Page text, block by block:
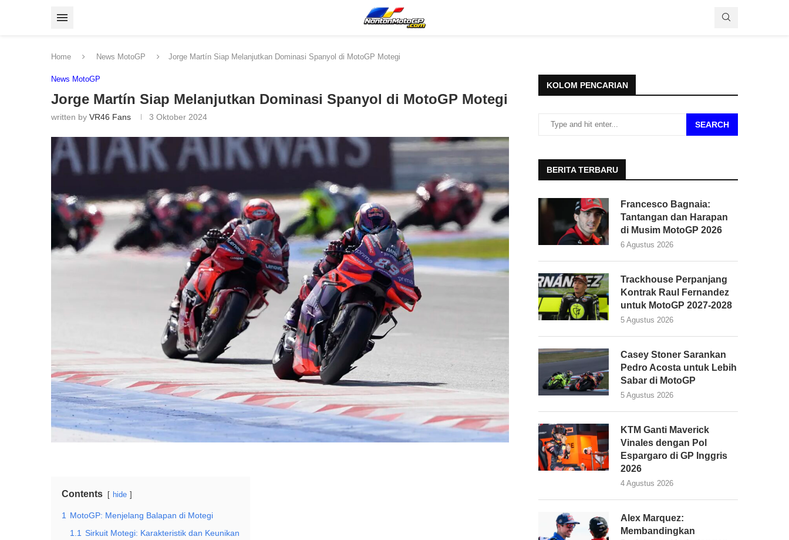
Home News MotoGP Jorge Martín Siap Melanjutkan Dominasi Spanyol di MotoGP Motegi
News MotoGP
Jorge Martín Siap Melanjutkan Dominasi Spanyol di MotoGP Motegi
written by VR46 Fans 3 Oktober 2024
Contents hide
1
MotoGP: Menjelang Balapan di Motegi
1.1 Sirkuit Motegi: Karakteristik dan Keunikan
KOLOM PENCARIAN
SEARCH
BERITA TERBARU
Francesco Bagnaia:
Tantangan dan Harapan
di Musim MotoGP 2026
6 Agustus 2026
Trackhouse Perpanjang
Kontrak Raul Fernandez
untuk MotoGP 2027-2028
5 Agustus 2026
Casey Stoner Sarankan
Pedro Acosta untuk Lebih
Sabar di MotoGP
5 Agustus 2026
KTM Ganti Maverick
Vinales dengan Pol
Espargaro di GP Inggris
2026
4 Agustus 2026
Alex Marquez:
Membandingkan